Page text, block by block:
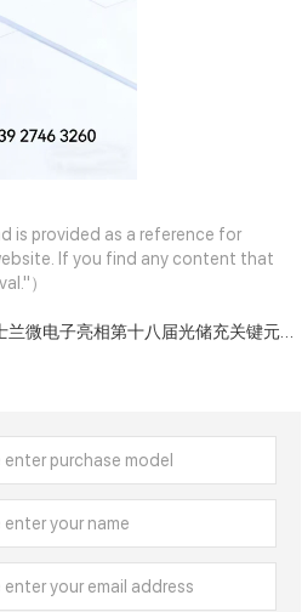
is provided as a reference for
If you find any content that
）
兰微电子亮相第十八届光储充关键元器